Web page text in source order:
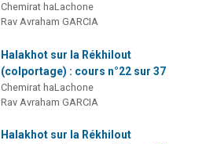
Chemirat haLachone
Rav Avraham GARCIA
Halakhot sur la Rékhilout
(colportage) : cours n°22 sur 37
Chemirat haLachone
Rav Avraham GARCIA
Halakhot sur la Rékhilout